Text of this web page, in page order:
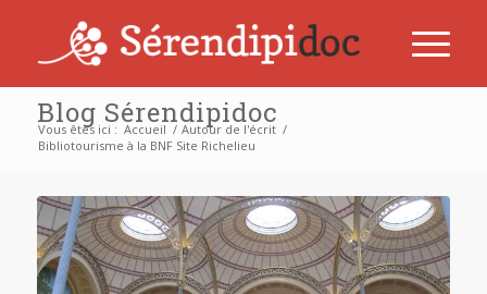
Blog Sérendipidoc
Vous êtes ici : Accueil / Autour de l'écrit /
Bibliotourisme à la BNF Site Richelieu